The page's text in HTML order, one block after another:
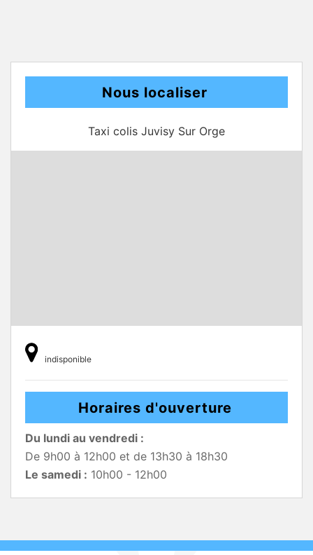
Nous localiser
Taxi colis Juvisy Sur Orge
indisponible
Horaires d'ouverture
Du lundi au vendredi :
De 9h00 à 12h00 et de 13h30 à 18h30
Le samedi : 10h00 - 12h00